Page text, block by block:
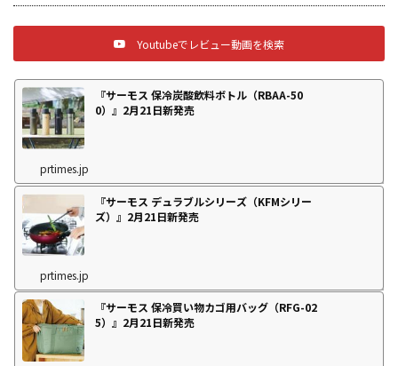
Youtubeでレビュー動画を検索
『サーモス 保冷炭酸飲料ボトル（RBAA-50
0）』2月21日新発売
prtimes.jp
『サーモス デュラブルシリーズ（KFMシリー
ズ）』2月21日新発売
prtimes.jp
『サーモス 保冷買い物カゴ用バッグ（RFG-02
5）』2月21日新発売